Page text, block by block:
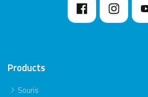
Products
Souris